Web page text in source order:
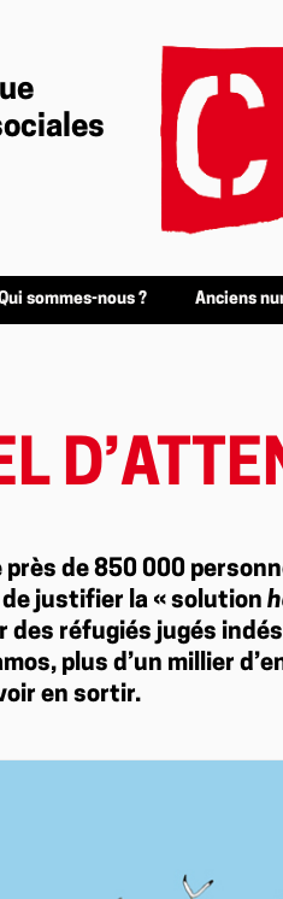
sommes-nous ? Anciens
près de 850 000
de justifier la « solution
des réfugiés jugés
plus d’un millier
en sortir.